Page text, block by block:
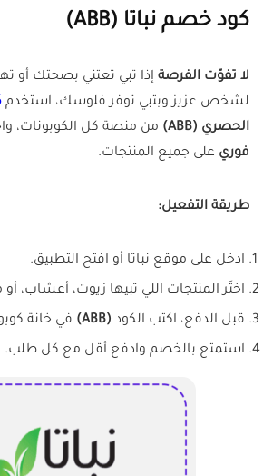
كود خصم نباتا (ABB)
لا تفوّت الفرصة إذا تبي تعتني بصحتك أو
لشخص عزيز وبتبي توفر فلوسك، استخدم
الحصري (ABB)
من منصة كل الكوبونات،
فوري على جميع المنتجات.
طريقة التفعيل:
ادخل على موقع نباتا أو افتح التطبيق.
اختَر المنتجات اللي تبيها زيوت، أعشاب،
قبل الدفع، اكتب الكود (
ABB
) في خانة
استمتع بالخصم وادفع أقل مع كل طلب.